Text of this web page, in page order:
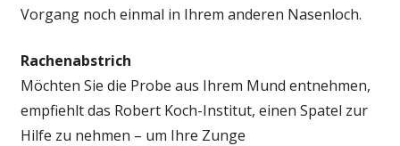
Vorgang noch einmal in Ihrem anderen Nasenloch.
Rachenabstrich
Möchten Sie die Probe aus Ihrem Mund entnehmen,
empfiehlt das Robert Koch-Institut, einen Spatel zur
Hilfe zu nehmen – um Ihre Zunge